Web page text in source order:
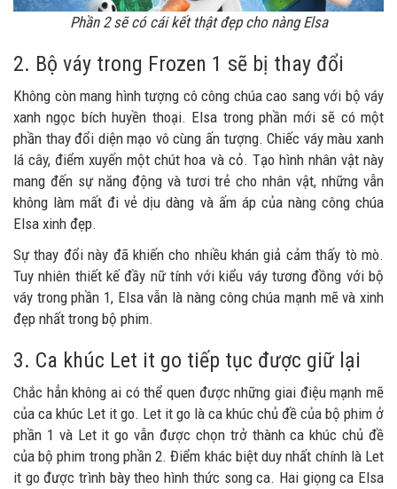
Phần 2 sẽ có cái kết thật đẹp cho nàng Elsa
2. Bộ váy trong Frozen 1 sẽ bị thay đổi
Không còn mang hình tượng cô công chúa cao sang với bộ váy
xanh ngọc bích huyền thoại. Elsa trong phần mới sẽ có một
phần thay đổi diện mạo vô cùng ấn tượng. Chiếc váy màu xanh
lá cây, điểm xuyến một chút hoa và cỏ. Tạo hình nhân vật này
mang đến sự năng động và tươi trẻ cho nhân vật, những vẫn
không làm mất đi vẻ dịu dàng và ấm áp của nàng công chúa
Elsa xinh đẹp.
Sự thay đổi này đã khiến cho nhiều khán giả cảm thấy tò mò.
Tuy nhiên thiết kế đầy nữ tính với kiểu váy tương đồng với bộ
váy trong phần 1, Elsa vẫn là nàng công chúa mạnh mẽ và xinh
đẹp nhất trong bộ phim.
3. Ca khúc Let it go tiếp tục được giữ lại
Chắc hẳn không ai có thể quen được những giai điệu mạnh mẽ
của ca khúc Let it go. Let it go là ca khúc chủ đề của bộ phim ở
phần 1 và Let it go vẫn được chọn trở thành ca khúc chủ đề
của bộ phim trong phần 2. Điểm khác biệt duy nhất chính là Let
it go được trình bày theo hình thức song ca. Hai giọng ca Elsa